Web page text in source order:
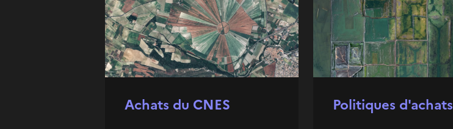
Achats du CNES Politiques d'achats